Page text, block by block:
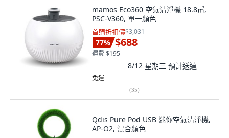
mamos Eco360 空氣清淨機 18.8㎡,
PSC-V360, 單一顏色
首購折扣價$3,031
77% $688
運費 $195
8/12 星期三 預計送達
免運
(35)
Qdis Pure Pod USB 迷你空氣清淨機,
AP-O2, 混合顏色